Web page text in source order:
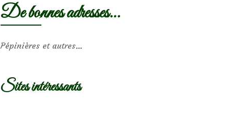
De bonnes adresses…
Pépinières et autres…
Sites intéressants